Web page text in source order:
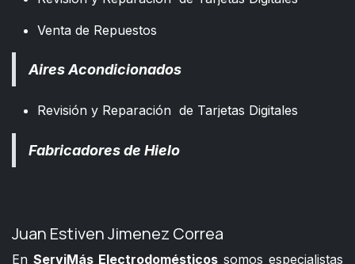
Venta de Repuestos
Aires Acondicionados
Revisión y Reparación de Tarjetas Digitales
Fabricadores de Hielo
Juan Estiven Jimenez Correa
En ServiMás Electrodomésticos somos especialistas